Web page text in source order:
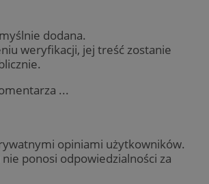
dodana.
weryfikacji, jej treść zostanie
...
opiniami użytkowników.
ponosi odpowiedzialności za